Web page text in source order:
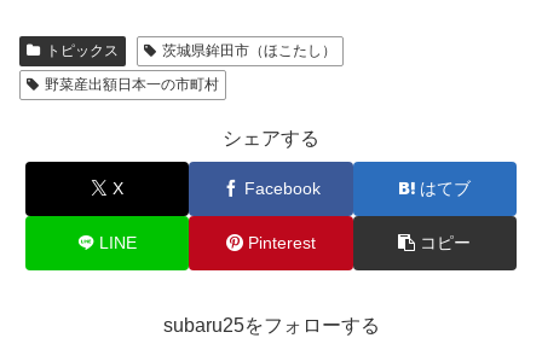
トピックス
茨城県鉾田市（ほこたし）
野菜産出額日本一の市町村
シェアする
X Facebook はてブ
LINE Pinterest コピー
subaru25をフォローする